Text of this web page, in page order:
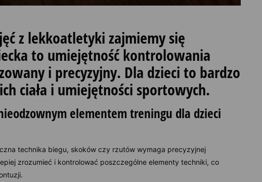
z lekkoatletyki zajmiemy się
to umiejętność kontrolowania
i precyzyjny. Dla dzieci to bardzo
ciała i umiejętności sportowych.
elementem treningu dla dzieci
technika biegu, skoków czy rzutów wymaga precyzyjnej
zrozumieć i kontrolować poszczególne elementy techniki, co